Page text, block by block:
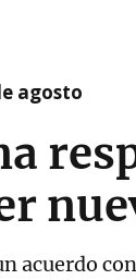
agosto
acuerdo